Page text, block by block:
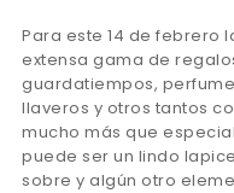
Para este 14 de febrero
extensa gama de
guardatiempos,
llaveros y otros tantos
mucho más que
puede ser un lindo
sobre y algún otro